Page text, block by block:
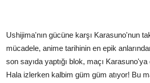
Ushijima'nın gücüne karşı Karasuno'nun
mücadele, anime tarihinin en epik
son sayıda yaptığı blok, maçı
Hala izlerken kalbim güm güm atıyor! Bu